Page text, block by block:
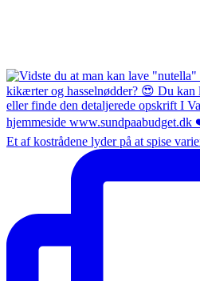
Et af kostrådene lyder på at spise